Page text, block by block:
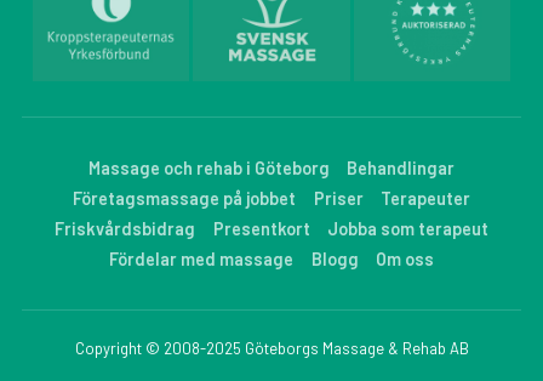
Massage och rehab i Göteborg
Behandlingar
Företagsmassage på jobbet
Priser
Terapeuter
Friskvårdsbidrag
Presentkort
Jobba som terapeut
Fördelar med massage
Blogg Om oss
Copyright © 2008-2025 Göteborgs Massage & Rehab AB